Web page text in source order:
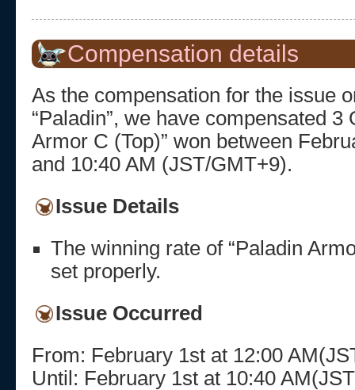
Compensation details
As the compensation for the issue
“Paladin”, we have compensated 3
Armor C (Top)” won between
and 10:40 AM (JST/GMT+9).
Issue Details
The winning rate of “Paladin
set properly.
Issue Occurred
From: February 1st at 12:00
Until: February 1st at 10:40